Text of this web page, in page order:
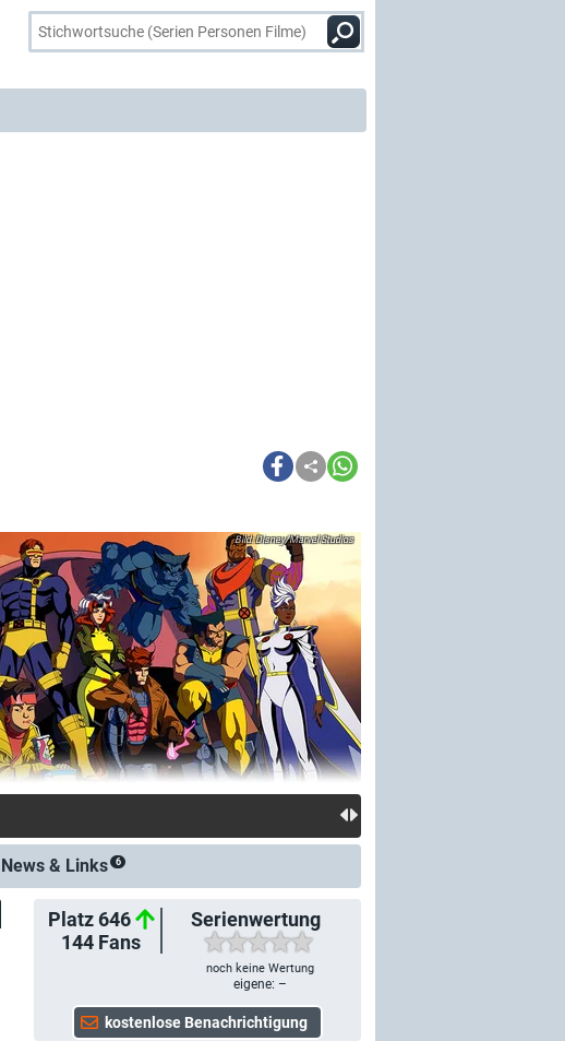
Disney/Marvel Studios
News & Links 6
Platz 646
144 Fans
Serienwertung
noch keine Wertung
eigene: –